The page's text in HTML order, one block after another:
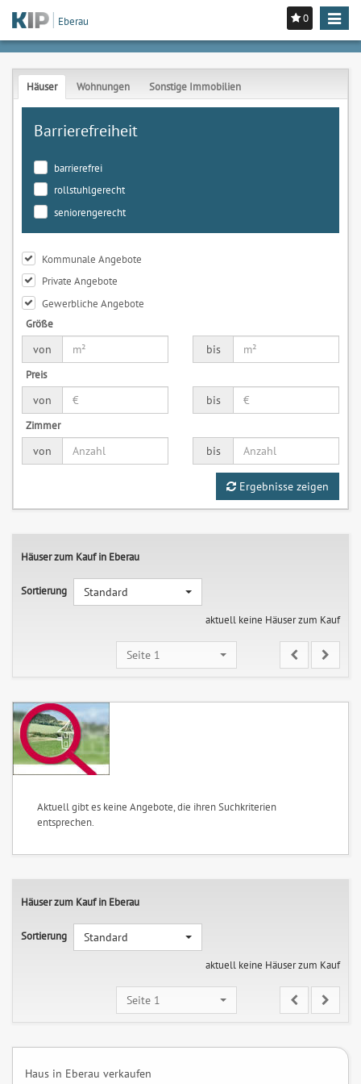
0
Toggle
Eberau
Häuser Wohnungen Sonstige Immobilien
Barrierefreiheit
barrierefrei
rollstuhlgerecht
seniorengerecht
Kommunale Angebote
Private Angebote
Gewerbliche Angebote
Größe
von
bis
Preis
von
bis
Zimmer
von
bis
Ergebnisse zeigen
Häuser zum Kauf in Eberau
Sortierung
Standard
aktuell keine Häuser zum Kauf
Seite 1
Aktuell gibt es keine Angebote, die ihren Suchkriterien
entsprechen.
Häuser zum Kauf in Eberau
Sortierung
Standard
aktuell keine Häuser zum Kauf
Seite 1
Haus in Eberau verkaufen